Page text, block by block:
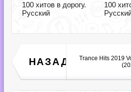
100 хитов в дорогу.
Русский
100
НАЗАД
Trance The Annual
Trance Hits 2019